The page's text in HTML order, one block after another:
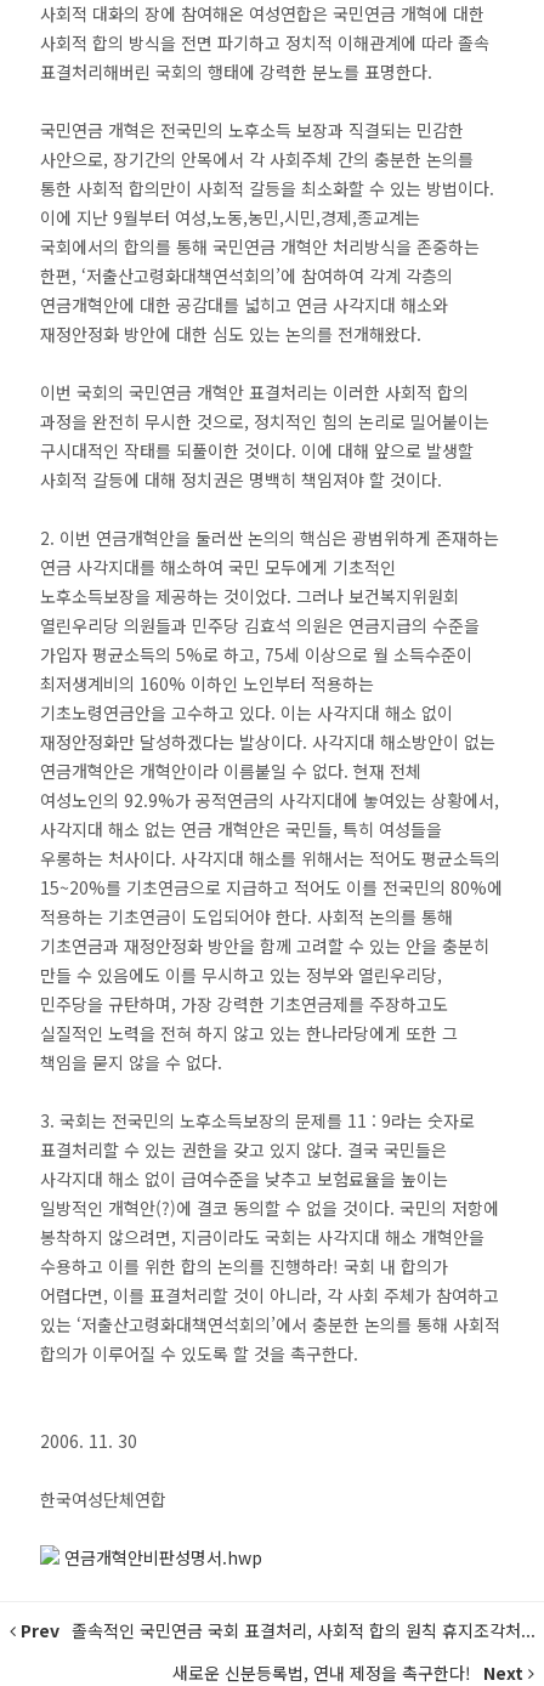
사회적 대화의 장에 참여해온 여성연합은 국민연금 개혁에 대한
사회적 합의 방식을 전면 파기하고 정치적 이해관계에 따라 졸속
표결처리해버린 국회의 행태에 강력한 분노를 표명한다.
국민연금 개혁은 전국민의 노후소득 보장과 직결되는 민감한
사안으로, 장기간의 안목에서 각 사회주체 간의 충분한 논의를
통한 사회적 합의만이 사회적 갈등을 최소화할 수 있는 방법이다.
이에 지난 9월부터 여성,노동,농민,시민,경제,종교계는
국회에서의 합의를 통해 국민연금 개혁안 처리방식을 존중하는
한편, ‘저출산고령화대책연석회의’에 참여하여 각계 각층의
연금개혁안에 대한 공감대를 넓히고 연금 사각지대 해소와
재정안정화 방안에 대한 심도 있는 논의를 전개해왔다.
이번 국회의 국민연금 개혁안 표결처리는 이러한 사회적 합의
과정을 완전히 무시한 것으로, 정치적인 힘의 논리로 밀어붙이는
구시대적인 작태를 되풀이한 것이다. 이에 대해 앞으로 발생할
사회적 갈등에 대해 정치권은 명백히 책임져야 할 것이다.
2. 이번 연금개혁안을 둘러싼 논의의 핵심은 광범위하게 존재하는
연금 사각지대를 해소하여 국민 모두에게 기초적인
노후소득보장을 제공하는 것이었다. 그러나 보건복지위원회
열린우리당 의원들과 민주당 김효석 의원은 연금지급의 수준을
가입자 평균소득의 5%로 하고, 75세 이상으로 월 소득수준이
최저생계비의 160% 이하인 노인부터 적용하는
기초노령연금안을 고수하고 있다. 이는 사각지대 해소 없이
재정안정화만 달성하겠다는 발상이다. 사각지대 해소방안이 없는
연금개혁안은 개혁안이라 이름붙일 수 없다. 현재 전체
여성노인의 92.9%가 공적연금의 사각지대에 놓여있는 상황에서,
사각지대 해소 없는 연금 개혁안은 국민들, 특히 여성들을
우롱하는 처사이다. 사각지대 해소를 위해서는 적어도 평균소득의
15~20%를 기초연금으로 지급하고 적어도 이를 전국민의 80%에
적용하는 기초연금이 도입되어야 한다. 사회적 논의를 통해
기초연금과 재정안정화 방안을 함께 고려할 수 있는 안을 충분히
만들 수 있음에도 이를 무시하고 있는 정부와 열린우리당,
민주당을 규탄하며, 가장 강력한 기초연금제를 주장하고도
실질적인 노력을 전혀 하지 않고 있는 한나라당에게 또한 그
책임을 묻지 않을 수 없다.
3. 국회는 전국민의 노후소득보장의 문제를 11 : 9라는 숫자로
표결처리할 수 있는 권한을 갖고 있지 않다. 결국 국민들은
사각지대 해소 없이 급여수준을 낮추고 보험료율을 높이는
일방적인 개혁안(?)에 결코 동의할 수 없을 것이다. 국민의 저항에
봉착하지 않으려면, 지금이라도 국회는 사각지대 해소 개혁안을
수용하고 이를 위한 합의 논의를 진행하라! 국회 내 합의가
어렵다면, 이를 표결처리할 것이 아니라, 각 사회 주체가 참여하고
있는 ‘저출산고령화대책연석회의’에서 충분한 논의를 통해 사회적
합의가 이루어질 수 있도록 할 것을 촉구한다.
2006. 11. 30
한국여성단체연합
연금개혁안비판성명서.hwp
Prev 졸속적인 국민연금 국회 표결처리, 사회적 합의 원칙 휴지조각처...
새로운 신분등록법, 연내 제정을 촉구한다!
Next